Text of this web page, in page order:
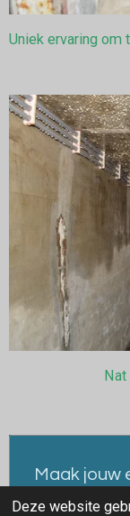
Deze website
Uniek ervaring om
Nat
Maak jouw